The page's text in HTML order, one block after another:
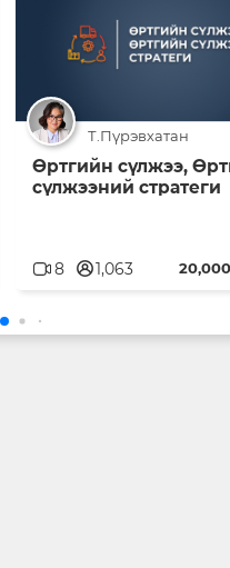
Т.Пүрэвхатан
Өртгийн сүлжээ,
сүлжээний стратеги
8 userblank1,063